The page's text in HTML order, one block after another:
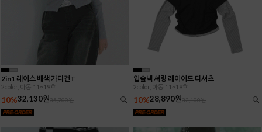
2in1 레이스 배색 가디건T
2color, 아동 11~19호
10%32,130원35,700원
입술넥 셔링 레이어드 티셔츠
2color, 아동 11~19호
10%28,890원32,100원